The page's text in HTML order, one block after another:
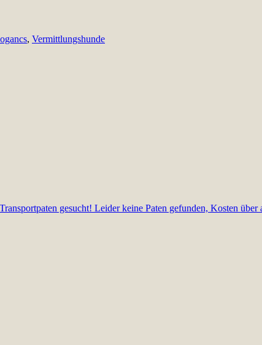
, Vermittlungshunde
gesucht! Leider keine Paten gefunden, Kosten über